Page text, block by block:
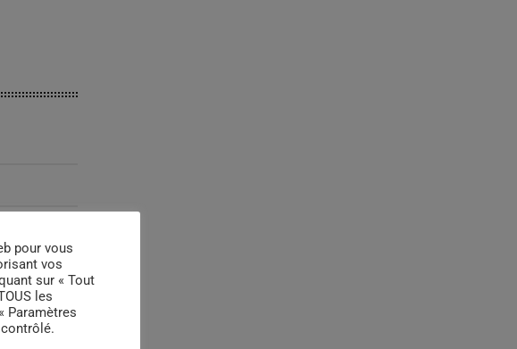
pour vous
vos
sur « Tout
les
Paramètres